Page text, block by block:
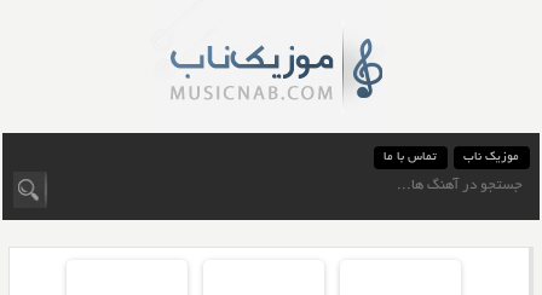
موزیک ناب تماس با ما